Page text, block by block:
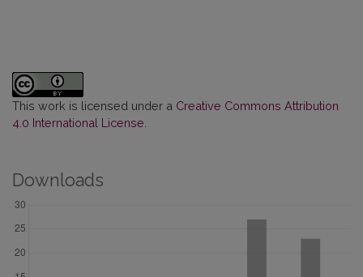
This work is licensed under a Creative Commons Attribution
4.0 International License
Downloads